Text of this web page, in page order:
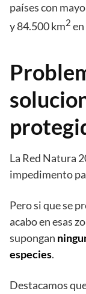
países con
y 84.500 km2
La Red Natura
impedimento
Pero si que se
acabo en esas
supongan
especies.
Destacamos